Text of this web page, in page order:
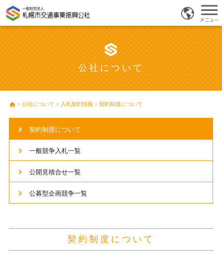
公社について
公社について 入札契約情報 契約制度について
契約制度について
一般競争入札一覧
公開見積合せ一覧
公募型企画競争一覧
契約制度について